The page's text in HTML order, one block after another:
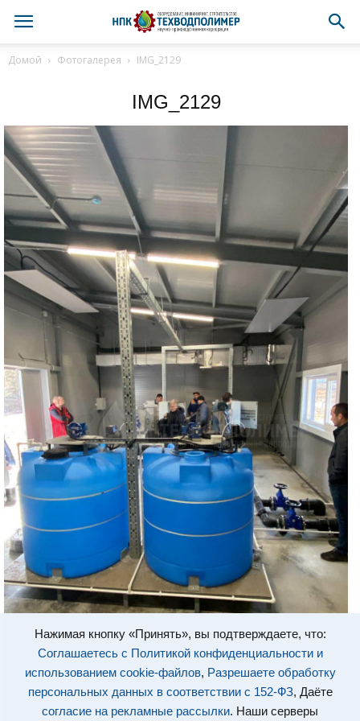
Нажимая кнопку «Принять», вы подтверждаете, что:
Соглашаетесь с Политикой конфиденциальности и
использованием cookie-файлов, Разрешаете обработку
персональных данных в соответствии с 152-ФЗ, Даёте
согласие на рекламные рассылки. Наши серверы
Домой Фотогалерея IMG_2129
IMG_2129